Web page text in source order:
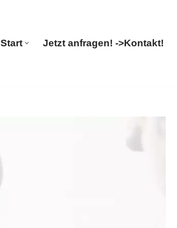
Start Jetzt anfragen! ->Kontakt!